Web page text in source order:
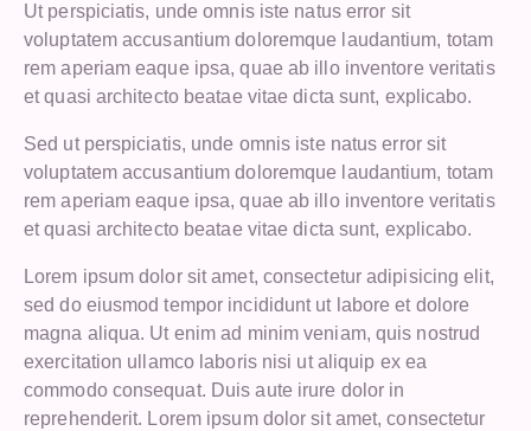
Ut perspiciatis, unde omnis iste natus error sit
voluptatem accusantium doloremque laudantium, totam
rem aperiam eaque ipsa, quae ab illo inventore veritatis
et quasi architecto beatae vitae dicta sunt, explicabo.
Sed ut perspiciatis, unde omnis iste natus error sit
voluptatem accusantium doloremque laudantium, totam
rem aperiam eaque ipsa, quae ab illo inventore veritatis
et quasi architecto beatae vitae dicta sunt, explicabo.
Lorem ipsum dolor sit amet, consectetur adipisicing elit,
sed do eiusmod tempor incididunt ut labore et dolore
magna aliqua. Ut enim ad minim veniam, quis nostrud
exercitation ullamco laboris nisi ut aliquip ex ea
commodo consequat. Duis aute irure dolor in
reprehenderit. Lorem ipsum dolor sit amet, consectetur